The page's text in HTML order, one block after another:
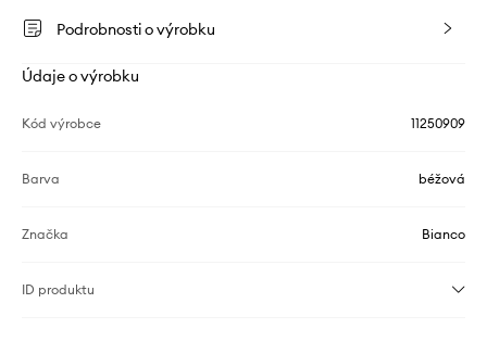
Podrobnosti o výrobku
Údaje o výrobku
Kód výrobce 11250909
Barva béžová
Značka Bianco
ID produktu